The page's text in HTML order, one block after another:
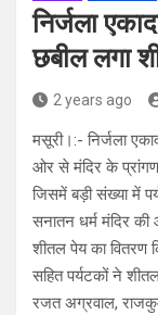
निर्जला
छबील लगा
2 years ago
मसूरी।:- निर्जला
ओर से मंदिर के प्रांगण
जिसमें बड़ी संख्या में
सनातन धर्म मंदिर
शीतल पेय का वितरण
सहित पर्यटकों ने
रजत अग्रवाल,